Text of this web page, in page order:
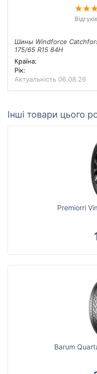
Відгуків
Шины Windforce
175/65 R15 84H
Країна:
Рік:
Актуальність 06.08.26
Інші товари цього
Premiorri
Barum